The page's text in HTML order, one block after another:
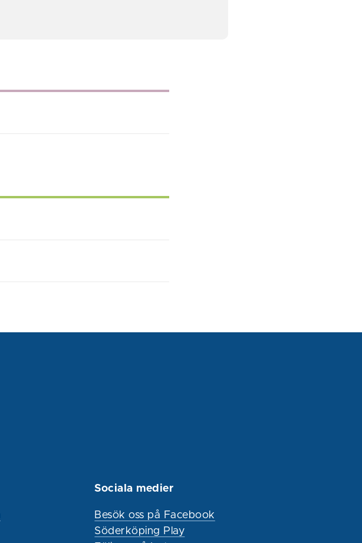
Sociala medier
Besök oss på Facebook
Söderköping Play